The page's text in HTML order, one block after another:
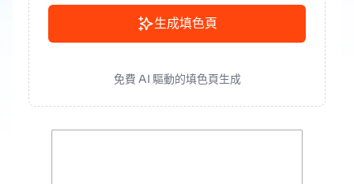
生成填色頁
免費 AI 驅動的填色頁生成